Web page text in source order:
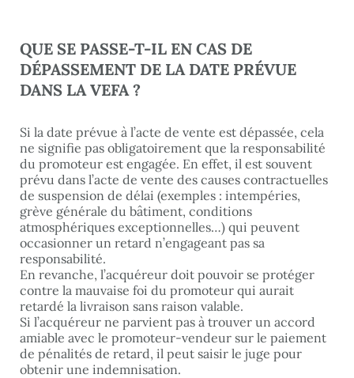
QUE SE PASSE-T-IL EN CAS DE
DÉPASSEMENT DE LA DATE PRÉVUE
DANS LA VEFA ?
Si la date prévue à l’acte de vente est dépassée, cela
ne signifie pas obligatoirement que la responsabilité
du promoteur est engagée. En effet, il est souvent
prévu dans l’acte de vente des causes contractuelles
de suspension de délai (exemples : intempéries,
grève générale du bâtiment, conditions
atmosphériques exceptionnelles…) qui peuvent
occasionner un retard n’engageant pas sa
responsabilité.
En revanche, l’acquéreur doit pouvoir se protéger
contre la mauvaise foi du promoteur qui aurait
retardé la livraison sans raison valable.
Si l’acquéreur ne parvient pas à trouver un accord
amiable avec le promoteur-vendeur sur le paiement
de pénalités de retard, il peut saisir le juge pour
obtenir une indemnisation.